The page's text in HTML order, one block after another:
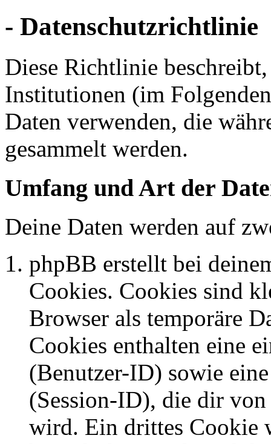
- Datenschutzrichtlinie
Diese Richtlinie
Institutionen (im
Daten verwenden, die
gesammelt werden.
Umfang und Art der
Deine Daten werden auf
phpBB erstellt bei
Cookies. Cookies sind
Browser als temporäre
Cookies enthalten eine
(Benutzer-ID) sowie
(Session-ID), die dir
wird. Ein drittes Cookie